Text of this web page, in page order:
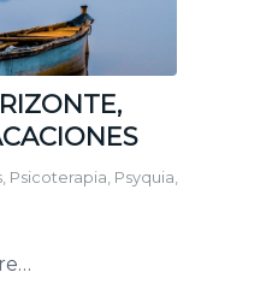
, Psicoterapia Psyquia